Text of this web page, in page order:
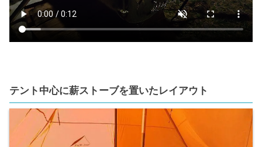
テント中心に薪ストーブを置いたレイアウト